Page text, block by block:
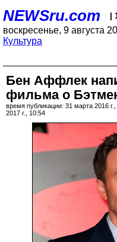
NEWSru.com |
воскресенье, 9 августа
Культура
Бен Аффлек
фильма о
время публикации: 31 марта 2016
2017 г., 10:54